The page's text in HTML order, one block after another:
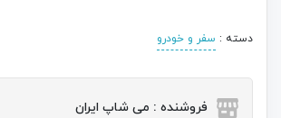
دسته : سفر و خودرو
فروشنده : می شاپ ایران